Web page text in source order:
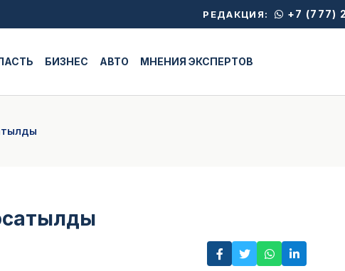
РЕДАКЦИЯ: +7 (777)
БИЗНЕС АВТО МНЕНИЯ ЭКСПЕРТОВ